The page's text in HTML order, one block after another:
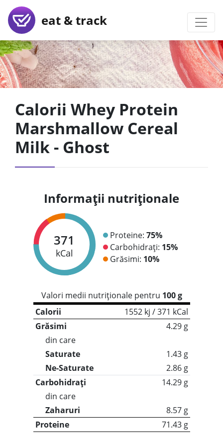
eat & track
Calorii Whey Protein
Marshmallow Cereal
Milk - Ghost
Informații nutriționale
371
kCal
Proteine: 75%
Carbohidrați: 15%
Grăsimi: 10%
Valori medii nutriționale pentru 100 g
Calorii
1552 kj / 371 kCal
Grăsimi
4.29 g
din care
Saturate
1.43 g
Ne-Saturate
2.86 g
Carbohidrați
14.29 g
din care
Zaharuri
8.57 g
Proteine
71.43 g